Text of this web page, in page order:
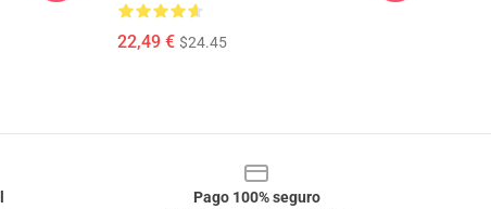
22,49 € $24.45
Pago 100% seguro